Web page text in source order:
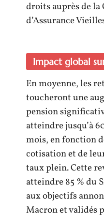
droits auprès de la
d’Assurance
Impact global
En moyenne, les
toucheront une
pension
atteindre jusqu’à
mois, en fonction
cotisation et de
taux plein. Cette
atteindre 85 % du
aux objectifs
Macron et validés